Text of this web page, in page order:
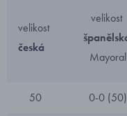
velikost
česká
velikost
Mayoral
50 0-0 (50)